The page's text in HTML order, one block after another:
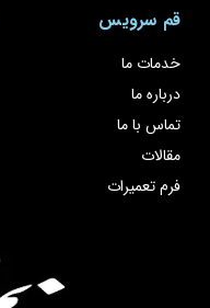
قم سرویس
خدمات ما
درباره ما
تماس با ما
مقالات
فرم تعمیرات